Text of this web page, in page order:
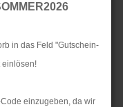
in das Feld "Gutschein-
einlösen!
einzugeben, da wir